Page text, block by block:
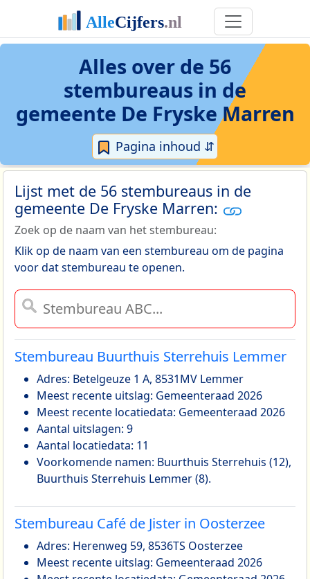
Alles over de 56
stembureaus in de
gemeente De Fryske Marren
Pagina inhoud ⇵
Lijst met de 56 stembureaus in de
gemeente De Fryske Marren:
Zoek op de naam van het stembureau:
Klik op de naam van een stembureau om de pagina
voor dat stembureau te openen.
Stembureau Buurthuis Sterrehuis Lemmer
Adres: Betelgeuze 1 A, 8531MV Lemmer
Meest recente uitslag: Gemeenteraad 2026
Meest recente locatiedata: Gemeenteraad 2026
Aantal uitslagen: 9
Aantal locatiedata: 11
Voorkomende namen: Buurthuis Sterrehuis (12),
Buurthuis Sterrehuis Lemmer (8).
Stembureau Café de Jister in Oosterzee
Adres: Herenweg 59, 8536TS Oosterzee
Meest recente uitslag: Gemeenteraad 2026